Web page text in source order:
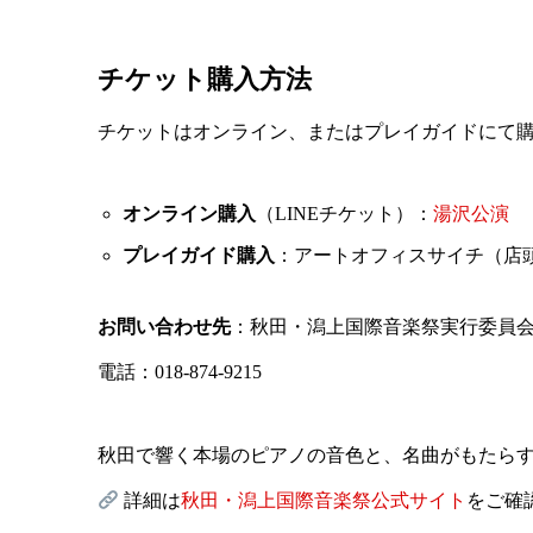
チケット購入方法
チケットはオンライン、またはプレイガイドにて
オンライン購入 （LINEチケット）： 湯沢公演
プレイガイド購入 ：アートオフィスサイチ（店
お問い合わせ先：秋田・潟上国際音楽祭実行委員
電話：018-874-9215
秋田で響く本場のピアノの音色と、名曲がもたら
詳細は秋田・潟上国際音楽祭公式サイト をご確